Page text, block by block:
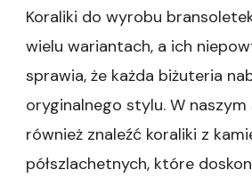
Koraliki do wyrobu
wielu wariantach, a ich
sprawia, że każda biżuteria
oryginalnego stylu. W naszym
również znaleźć koraliki z
półszlachetnych, które